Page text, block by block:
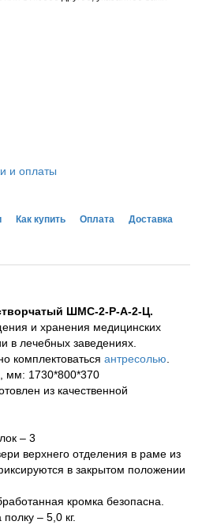
и оплаты
Как купить Оплата Доставка
ШМС-2-Р-А-2-Ц.
и хранения медицинских
в лечебных заведениях.
комплектоваться антресолью
мм: 1730*800*370
из качественной
– 3
верхнего отделения в раме из
в закрытом положении
кромка безопасна.
– 5,0 кг.